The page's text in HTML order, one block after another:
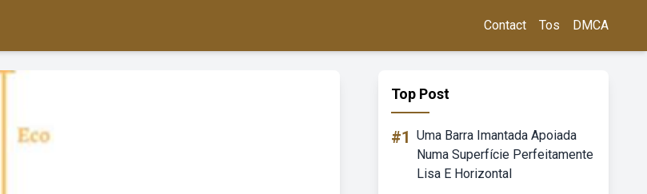
Contact Tos DMCA
Top Post
#1 Uma Barra Imantada Apoiada
Numa Superfície Perfeitamente
Lisa E Horizontal